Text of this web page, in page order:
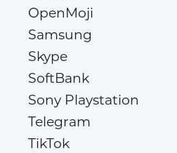
OpenMoji
Samsung
Skype
SoftBank
Sony Playstation
Telegram
TikTok